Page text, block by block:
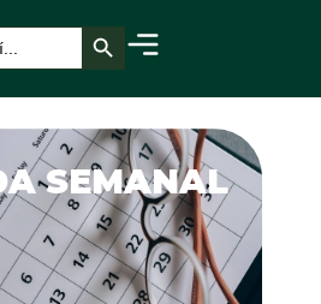
Botón de búsqueda
SEMANAL